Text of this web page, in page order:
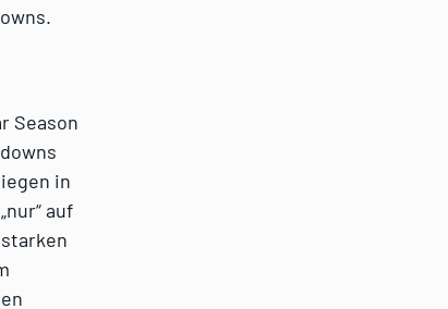
Season
in
auf